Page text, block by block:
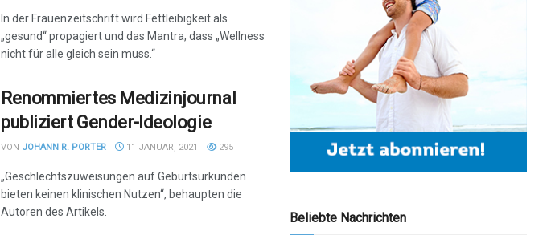
In der Frauenzeitschrift wird Fettleibigkeit als
„gesund“ propagiert und das Mantra, dass „Wellness
nicht für alle gleich sein muss.“
Renommiertes Medizinjournal
publiziert Gender-Ideologie
VON JOHANN R. PORTER 11 JANUAR, 2021 295
„Geschlechtszuweisungen auf Geburtsurkunden
bieten keinen klinischen Nutzen“, behaupten die
Autoren des Artikels.
Beliebte Nachrichten